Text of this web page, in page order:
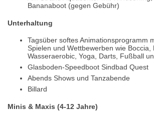
Bananaboot (gegen Gebühr)
Unterhaltung
Tagsüber softes Animationsprogramm
Spielen und Wettbewerben wie Boccia,
Wasseraerobic, Yoga, Darts, Fußball
Glasboden-Speedboot Sindbad Quest
Abends Shows und Tanzabende
Billard
Minis & Maxis (4-12 Jahre)